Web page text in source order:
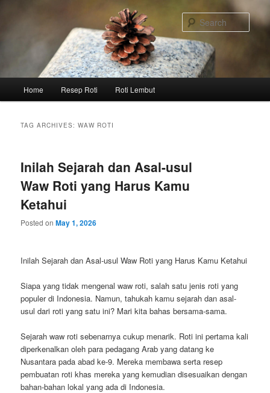
Home Resep Roti Roti Lembut
TAG ARCHIVES:WAW ROTI
Inilah Sejarah dan Asal-usul
Waw Roti yang Harus Kamu
Ketahui
Posted onMay 1, 2026
Inilah Sejarah dan Asal-usul Waw Roti yang Harus Kamu Ketahui
Siapa yang tidak mengenal waw roti, salah satu jenis roti yang
populer di Indonesia. Namun, tahukah kamu sejarah dan asal-
usul dari roti yang satu ini? Mari kita bahas bersama-sama.
Sejarah waw roti sebenarnya cukup menarik. Roti ini pertama kali
diperkenalkan oleh para pedagang Arab yang datang ke
Nusantara pada abad ke-9. Mereka membawa serta resep
pembuatan roti khas mereka yang kemudian disesuaikan dengan
bahan-bahan lokal yang ada di Indonesia.